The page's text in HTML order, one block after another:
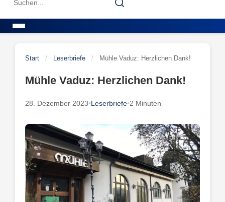
Search
Start / Leserbriefe / Mühle Vaduz: Herzlichen Dank!
Mühle Vaduz: Herzlichen Dank!
28. Dezember 2023•Leserbriefe•2 Minuten